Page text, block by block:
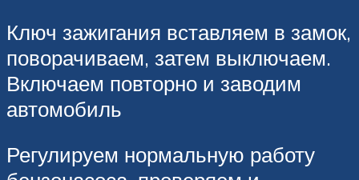
Ключ зажигания вставляем в замок,
поворачиваем, затем выключаем.
Включаем повторно и заводим
автомобиль
Регулируем нормальную работу